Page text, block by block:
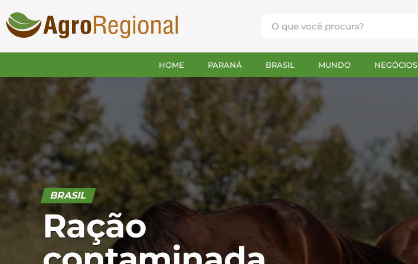
HOME PARANÁ BRASIL MUNDO NEGÓCIOS
BRASIL
Ração